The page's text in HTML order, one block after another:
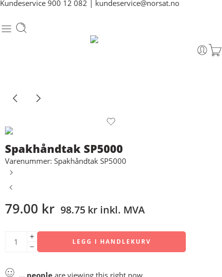
Kundeservice 900 12 082 kundeservice@norsat.no
Spakhåndtak SP5000
Varenummer: Spakhåndtak SP5000
79.00 kr 98.75 kr inkl. MVA
LEGG I HANDLEKURV